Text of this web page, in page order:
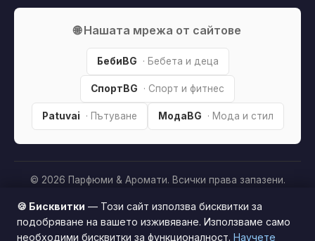
🌐 Нашата мрежа от сайтове
БебиBG · Бебета и деца
СпортBG · Спорт и фитнес
Patuvai · Пътуване МодаBG · Мода и стил
© 2026 Парфюми & Аромати. Всички права запазени.
Партньорско разкриване:
Този сайт е независим и
съдържа партньорски (affiliate) линкове. Когато купите
продукт през тях, може да получим малка комисиона от
Този сайт използва бисквитки за по-добро
🍪 Бисквитки — Този сайт използва бисквитки за
подобряване на вашето изживяване. Използваме само
необходими бисквитки за функционалност. Научете